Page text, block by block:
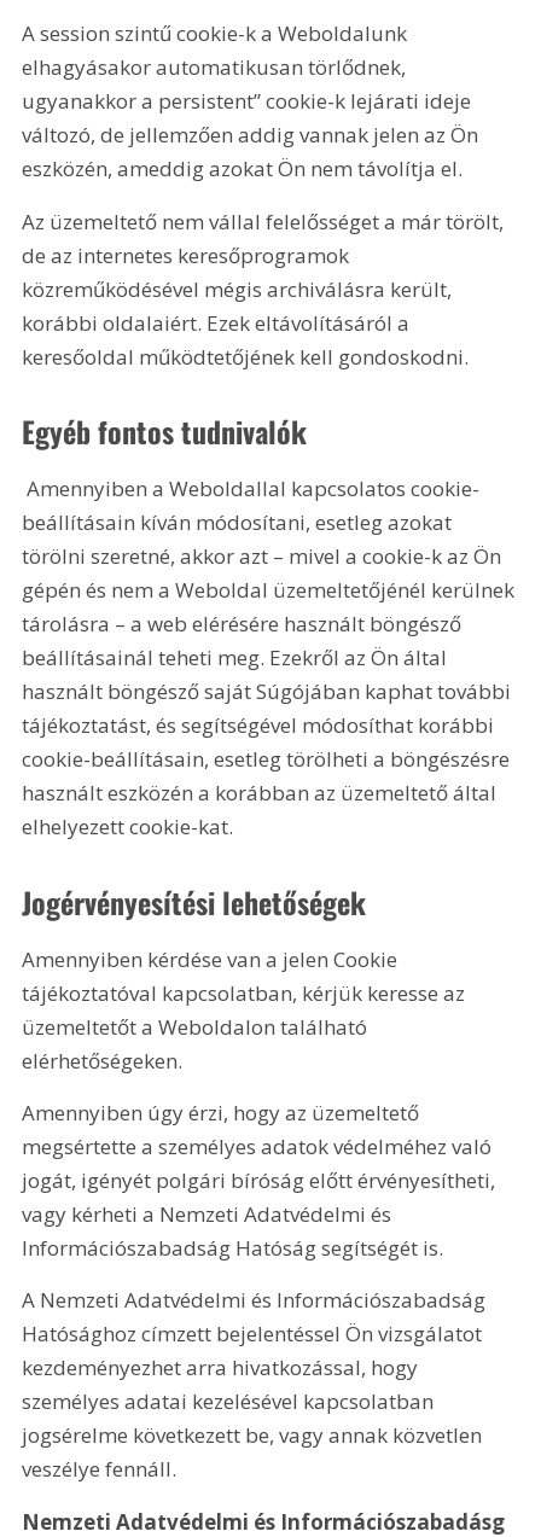
A session szintű cookie-k a Weboldalunk
elhagyásakor automatikusan törlődnek,
ugyanakkor a persistent” cookie-k lejárati ideje
változó, de jellemzően addig vannak jelen az Ön
eszközén, ameddig azokat Ön nem távolítja el.
Az üzemeltető nem vállal felelősséget a már törölt,
de az internetes keresőprogramok
közreműködésével mégis archiválásra került,
korábbi oldalaiért. Ezek eltávolításáról a
keresőoldal működtetőjének kell gondoskodni.
Egyéb fontos tudnivalók
Amennyiben a Weboldallal kapcsolatos cookie-
beállításain kíván módosítani, esetleg azokat
törölni szeretné, akkor azt – mivel a cookie-k az Ön
gépén és nem a Weboldal üzemeltetőjénél kerülnek
tárolásra – a web elérésére használt böngésző
beállításainál teheti meg. Ezekről az Ön által
használt böngésző saját Súgójában kaphat további
tájékoztatást, és segítségével módosíthat korábbi
cookie-beállításain, esetleg törölheti a böngészésre
használt eszközén a korábban az üzemeltető által
elhelyezett cookie-kat.
Jogérvényesítési lehetőségek
Amennyiben kérdése van a jelen Cookie
tájékoztatóval kapcsolatban, kérjük keresse az
üzemeltetőt a Weboldalon található
elérhetőségeken.
Amennyiben úgy érzi, hogy az üzemeltető
megsértette a személyes adatok védelméhez való
jogát, igényét polgári bíróság előtt érvényesítheti,
vagy kérheti a Nemzeti Adatvédelmi és
Információszabadság Hatóság segítségét is.
A Nemzeti Adatvédelmi és Információszabadság
Hatósághoz címzett bejelentéssel Ön vizsgálatot
kezdeményezhet arra hivatkozással, hogy
személyes adatai kezelésével kapcsolatban
jogsérelme következett be, vagy annak közvetlen
veszélye fennáll.
Nemzeti Adatvédelmi és Információszabadásg